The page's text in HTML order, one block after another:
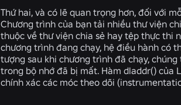
Thứ hai, và có lẽ quan trọng hơn, đối với
Chương trình của bạn tải nhiều thư viện
thuộc về thư viện chia sẻ hay tệp thực thi
chương trình đang chạy, hệ điều hành có
tượng sau khi chương trình đã chạy,
trong bộ nhớ đã bị mất. Hàm dladdr() của
chính xác các móc theo dõi